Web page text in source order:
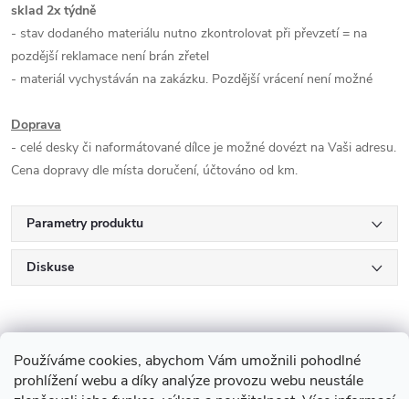
Používáme cookies, abychom Vám umožnili pohodlné
prohlížení webu a díky analýze provozu webu neustále
sklad 2x týdně
- stav dodaného materiálu nutno zkontrolovat při převzetí = na
pozdější reklamace není brán zřetel
- materiál vychystáván na zakázku. Pozdější vrácení není možné
Doprava
- celé desky či naformátované dílce je možné dovézt na Vaši adresu.
Cena dopravy dle místa doručení, účtováno od km.
Parametry produktu
Diskuse